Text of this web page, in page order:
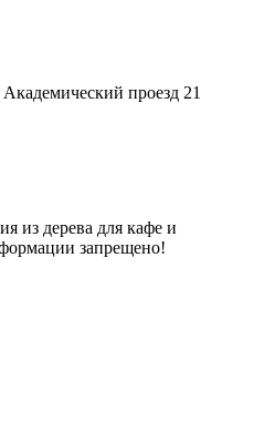
проезд 21
из дерева для кафе и
запрещено!